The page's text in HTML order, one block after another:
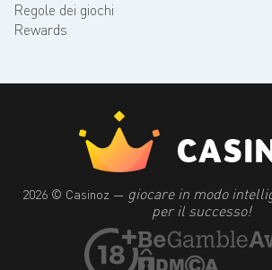
Regole dei giochi
Rewards
2026 © Casinoz — giocare in modo
per il successo!